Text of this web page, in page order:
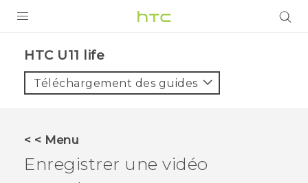
VIVE
HTC U11 life‎
Téléchargement des guides
< < Menu
Enregistrer une vidéo